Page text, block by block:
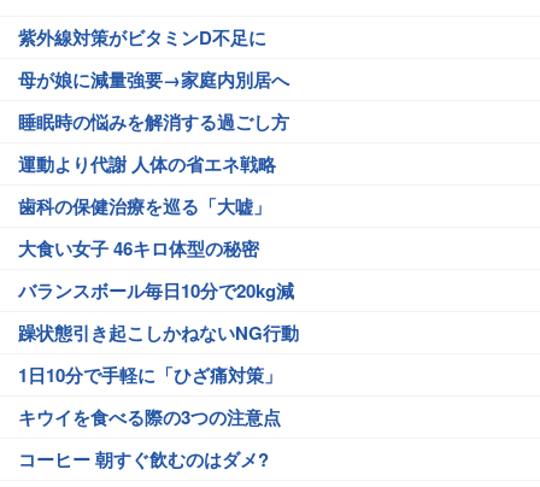
紫外線対策がビタミンD不足に
母が娘に減量強要→家庭内別居へ
睡眠時の悩みを解消する過ごし方
運動より代謝 人体の省エネ戦略
歯科の保健治療を巡る「大嘘」
大食い女子 46キロ体型の秘密
バランスボール毎日10分で20kg減
躁状態引き起こしかねないNG行動
1日10分で手軽に「ひざ痛対策」
キウイを食べる際の3つの注意点
コーヒー 朝すぐ飲むのはダメ?